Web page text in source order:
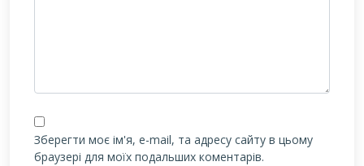
Зберегти моє ім'я, e-mail, та адресу сайту в цьому
браузері для моїх подальших коментарів.